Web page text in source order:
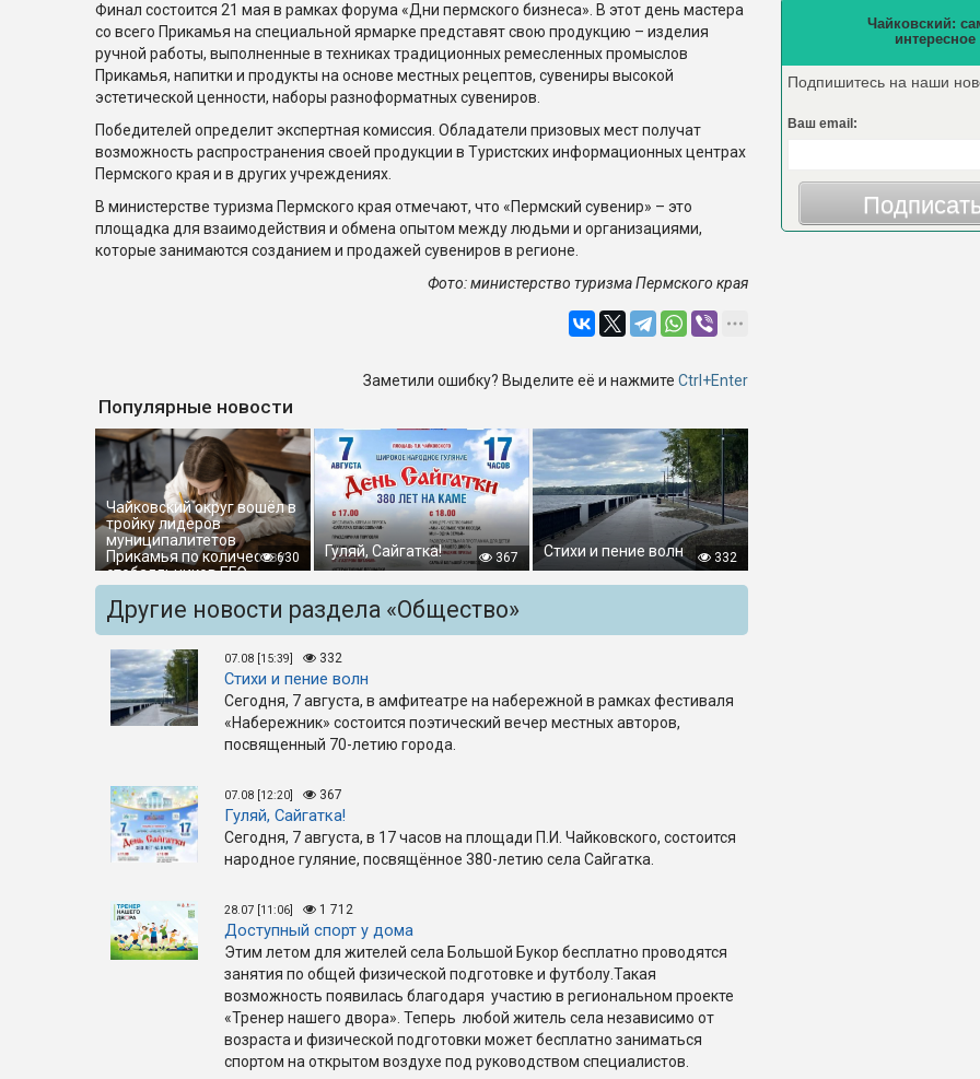
Финал состоится 21 мая в рамках форума «Дни пермского бизнеса». В этот день мастера
со всего Прикамья на специальной ярмарке представят свою продукцию – изделия
ручной работы, выполненные в техниках традиционных ремесленных промыслов
Прикамья, напитки и продукты на основе местных рецептов, сувениры высокой
эстетической ценности, наборы разноформатных сувениров.
Победителей определит экспертная комиссия. Обладатели призовых мест получат
возможность распространения своей продукции в Туристских информационных центрах
Пермского края и в других учреждениях.
В министерстве туризма Пермского края отмечают, что «Пермский сувенир» – это
площадка для взаимодействия и обмена опытом между людьми и организациями,
которые занимаются созданием и продажей сувениров в регионе.
Фото: министерство туризма Пермского края
Заметили ошибку? Выделите её и нажмите Ctrl+Enter
Популярные новости
Чайковский округ вошёл в
тройку лидеров
муниципалитетов
Прикамья по количеству
стобалльников ЕГЭ
630 Гуляй, Сайгатка! 367 Стихи и пение волн 332
Другие новости раздела «Общество»
07.08 [15:39] 332
Стихи и пение волн
Сегодня, 7 августа, в амфитеатре на набережной в рамках фестиваля
«Набережник» состоится поэтический вечер местных авторов,
посвященный 70-летию города.
07.08 [12:20] 367
Гуляй, Сайгатка!
Сегодня, 7 августа, в 17 часов на площади П.И. Чайковского, состоится
народное гуляние, посвящённое 380-летию села Сайгатка.
28.07 [11:06] 1 712
Доступный спорт у дома
Этим летом для жителей села Большой Букор бесплатно проводятся
занятия по общей физической подготовке и футболу.Такая
возможность появилась благодаря участию в региональном проекте
«Тренер нашего двора». Теперь любой житель села независимо от
возраста и физической подготовки может бесплатно заниматься
спортом на открытом воздухе под руководством специалистов.
Чайковский:
интересное
Подпишитесь на наши
Ваш email: